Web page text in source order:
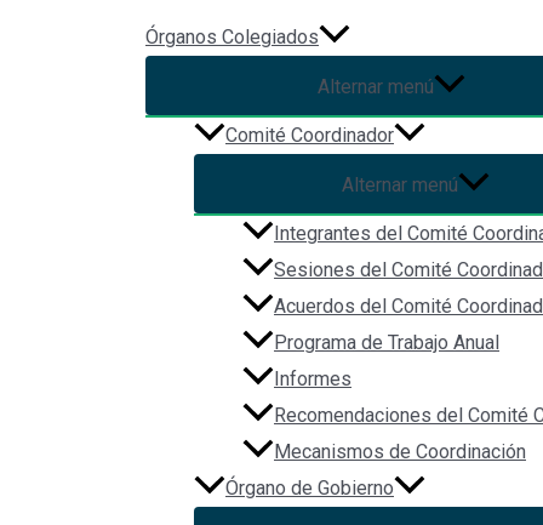
Órganos Colegiados
Alternar menú
Comité Coordinador
Alternar menú
Integrantes del Comité
Sesiones del Comité
Acuerdos del Comité
Programa de Trabajo Anual
Informes
Recomendaciones del Comité
Mecanismos de Coordinación
Órgano de Gobierno
Articulo 8. Fracción VI, Inciso c
as obras públicas que
Última modificación: 06/05/2025
Se hace de su conocimiento que la secretaria
fundamento en el artículo 3° del Estatuto Orgánico de
«La Secretaría Ejecutiva del Sistema Estatal